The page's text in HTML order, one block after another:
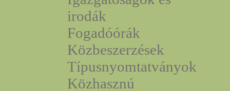
irodák
Fogadóórák
Közbeszerzések
Típusnyomtatványok
Közhasznú